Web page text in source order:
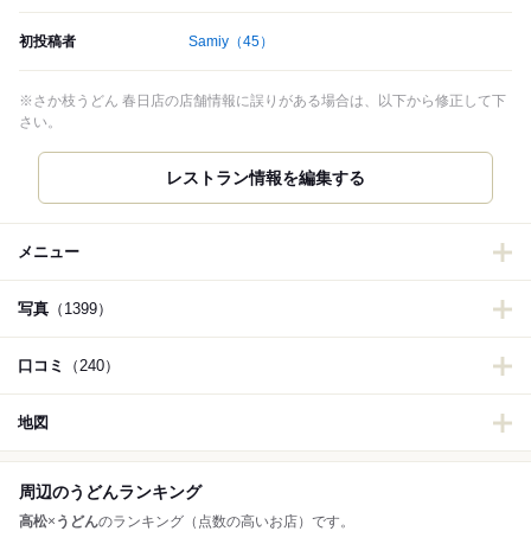
初投稿者 Samiy （45）
※さか枝うどん 春日店の店舗情報に誤りがある場合は、以下から修正して下
さい。
レストラン情報を編集する
メニュー
写真 （1399）
口コミ （240）
地図
周辺のうどんランキング
高松× うどんのランキング（点数の高いお店）です。